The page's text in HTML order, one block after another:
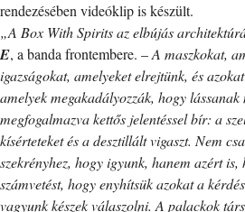
rendezésében videóklip is készült.
„A Box With Spirits az elbújás
E, a banda frontembere. –A maszkokat,
igazságokat, amelyeket elrejtünk, és
amelyek megakadályozzák, hogy
megfogalmazva kettős jelentéssel bír: a
kísérteteket és a desztillált vigaszt. Nem
szekrényhez, hogy igyunk, hanem azért is,
számvetést, hogy enyhítsük azokat a
vagyunk készek válaszolni. A palackok